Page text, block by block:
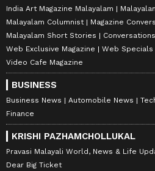
India Art Magazine Malayalam
Malayalam Columnist
Magazine
Malayalam Short Stories
Web Exclusive Magazine
Web Specials
Video Cafe Magazine
BUSINESS
Business News Automobile News
Finance
KRISHI PAZHAMCHOLLUKAL
Pravasi Malayali World, News & Life
Dear Big Ticket